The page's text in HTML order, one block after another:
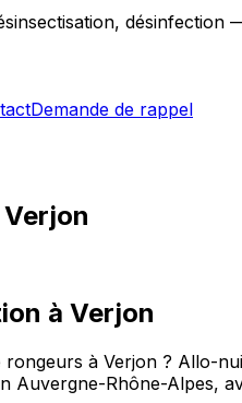
désinfection
Demande de rappel
à Verjon
à Verjon ? Allo-
Rhône-Alpes,